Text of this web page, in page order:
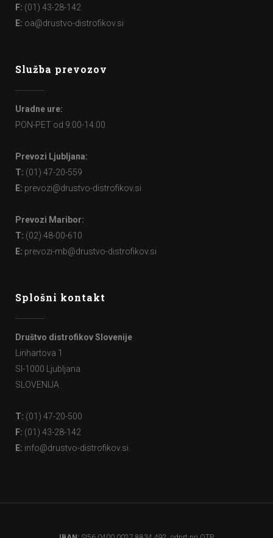
F: (01) 43-28-142
E: oa@drustvo-distrofikov.si
Služba prevozov
Uradne ure:
PON-PET od 9:00-14:00
Prevozi Ljubljana:
T: (01) 47-20-559
E: prevozi@drustvo-distrofikov.si
Prevozi Maribor:
T: (02) 48-00-610
E: prevozi-mb@drustvo-distrofikov.si
Splošni kontakt
Društvo distrofikov Slovenije
Linhartova 1
SI-1000 Ljubljana
SLOVENIJA
T: (01) 47-20-500
F: (01) 43-28-142
E: info@drustvo-distrofikov.si